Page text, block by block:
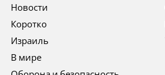
Новости
Коротко
Израиль
В мире